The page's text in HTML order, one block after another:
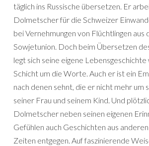
täglich ins Russische übersetzen. Er
Dolmetscher für die Schweizer
bei Vernehmungen von Flüchtlingen aus
Sowjetunion. Doch beim Übersetzen
legt sich seine eigene
Schicht um die Worte. Auch er ist ein
nach denen sehnt, die er nicht mehr um
seiner Frau und seinem Kind. Und
Dolmetscher neben seinen eigenen
Gefühlen auch Geschichten aus
Zeiten entgegen. Auf faszinierende